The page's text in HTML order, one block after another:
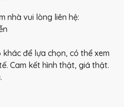
nhà vui lòng liên hệ:
để lựa chọn, có thể xem
Cam kết hình thật, giá thật.